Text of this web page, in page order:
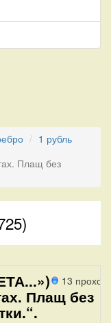
1 рубль
Плащ без
13
Плащ без